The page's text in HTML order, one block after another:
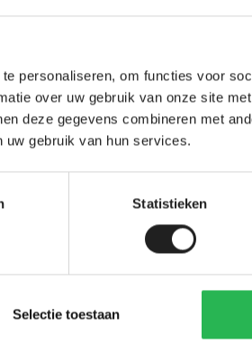
personaliseren, om functies voor
over uw gebruik van onze site
deze gegevens combineren met
gebruik van hun services.
Statistieken
Selectie toestaan
Thule Pulse 2
449,00 549,00
tot